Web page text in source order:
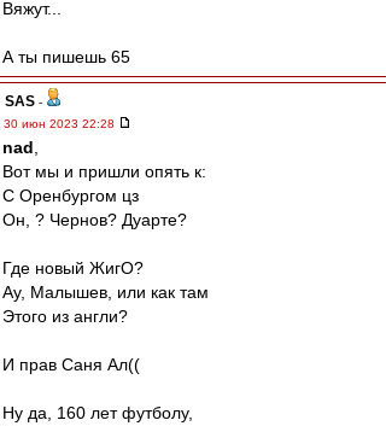
Вяжут...
А ты пишешь 65
SAS -
30 июн 2023 22:28
nad
Вот мы и пришли опять к:
С Оренбургом цз
Он, ? Чернов? Дуарте?
Где новый ЖигО?
Ау, Малышев, или как там
Этого из англи?
И прав Саня Ал((
Ну да, 160 лет футболу,